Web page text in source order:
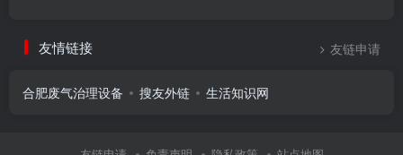
友情链接 友链申请
合肥废气治理设备 搜友外链 生活知识网